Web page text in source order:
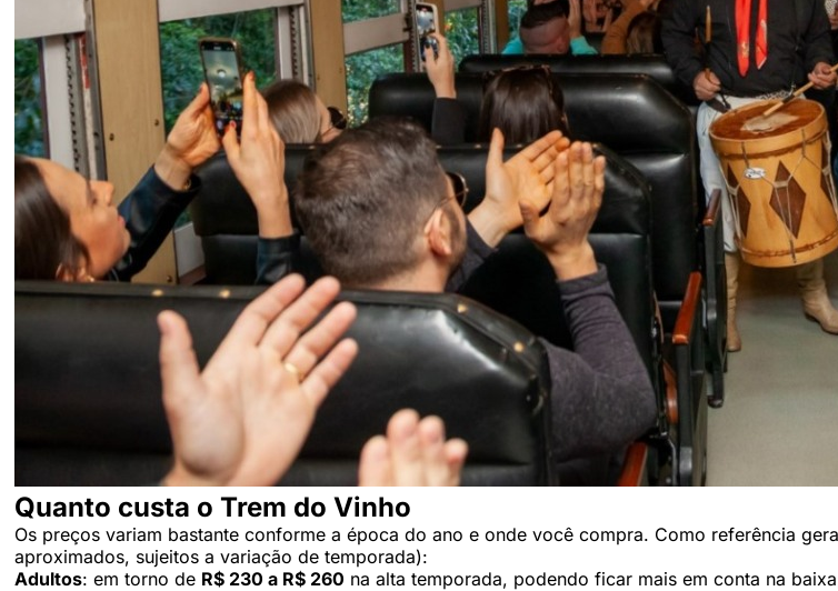
Quanto custa o Trem do Vinho
Os preços variam bastante conforme a época do ano e onde você compra. Como referência
aproximados, sujeitos a variação de temporada):
Adultos: em torno de R$ 230 a R$ 260 na alta temporada, podendo ficar mais em conta na